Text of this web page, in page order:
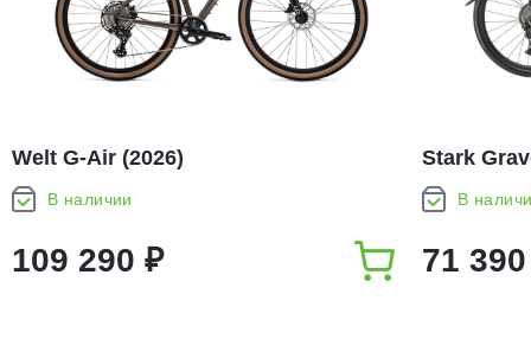
Welt G-Air (2026)
В наличии
109 290 ₽
Stark
В
71